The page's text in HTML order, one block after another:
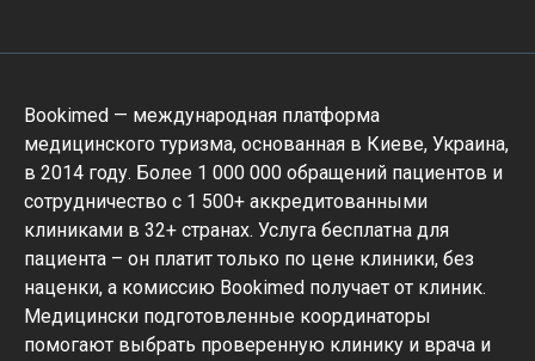
Bookimed — международная платформа
медицинского туризма, основанная в Киеве, Украина,
в 2014 году. Более 1 000 000 обращений пациентов и
сотрудничество с 1 500+ аккредитованными
клиниками в 32+ странах. Услуга бесплатна для
пациента – он платит только по цене клиники, без
наценки, а комиссию Bookimed получает от клиник.
Медицински подготовленные координаторы
помогают выбрать проверенную клинику и врача и